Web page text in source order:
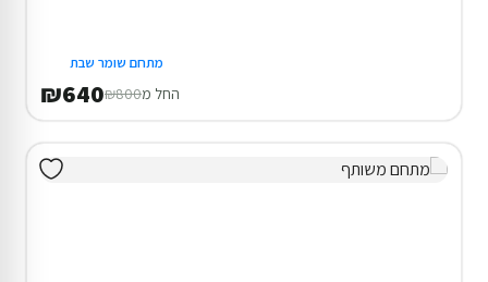
מתחם שומר שבת
החל מ₪800
₪640